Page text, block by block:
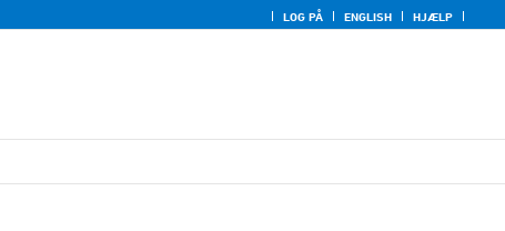
LOG PÅ ENGLISH HJÆLP